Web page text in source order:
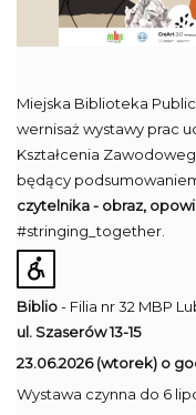
Miejska Biblioteka
wernisaż wystawy prac
Kształcenia
będący
czytelnika - obraz,
#stringing_together.
Biblio- Filia nr 32 MBP
ul. Szaserów 13-15
23.06.2026 (wtorek) o
Wystawa czynna do 6